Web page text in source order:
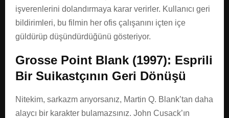
işverenlerini dolandırmaya karar verirler. Kullanıcı geri
bildirimleri, bu filmin her ofis çalışanını içten içe
güldürüp düşündürdüğünü gösteriyor.
Grosse Point Blank (1997): Esprili
Bir Suikastçının Geri Dönüşü
Nitekim, sarkazm arıyorsanız, Martin Q. Blank’tan daha
alaycı bir karakter bulamazsınız. John Cusack’ın